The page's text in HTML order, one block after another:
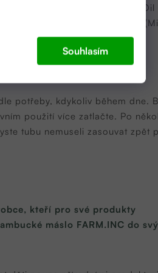
Souhlasím
Elettaria Cardamomum Seed Oil
Mica, CI 73360, CI 77891
potřeby, kdykoliv během dne.
použití více zatlačte. Po
tubu nemuseli zasouvat zpět
kteří pro své produkty
máslo FARM.INC do